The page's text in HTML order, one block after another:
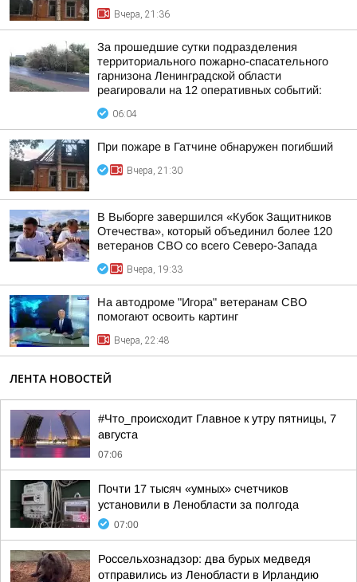
Вчера, 21:36
За прошедшие сутки подразделения
территориального пожарно-спасательного
гарнизона Ленинградской области
реагировали на 12 оперативных событий:
06:04
При пожаре в Гатчине обнаружен погибший
Вчера, 21:30
В Выборге завершился «Кубок Защитников
Отечества», который объединил более 120
ветеранов СВО со всего Северо-Запада
Вчера, 19:33
На автодроме "Игора" ветеранам СВО
помогают освоить картинг
Вчера, 22:48
ЛЕНТА НОВОСТЕЙ
#Что_происходит Главное к утру пятницы, 7
августа
07:06
Почти 17 тысяч «умных» счетчиков
установили в Ленобласти за полгода
07:00
Россельхознадзор: два бурых медведя
отправились из Ленобласти в Ирландию